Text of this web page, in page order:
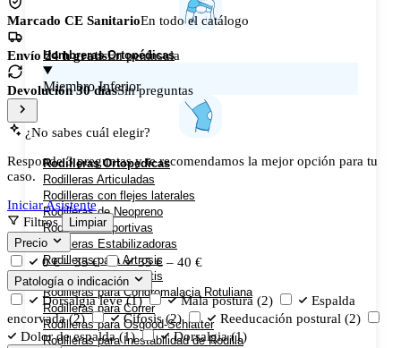
Hombreras Ortopédicas
Miembro Inferior
Rodilleras Ortopedicas
Rodilleras Articuladas
Rodilleras con flejes laterales
Rodilleras de Neopreno
Rodilleras Deportivas
Rodilleras Estabilizadoras
Rodilleras para Artrosis
Rodilleras para Bursitis
Rodilleras para Condromalacia Rotuliana
Rodilleras para Correr
Rodilleras para Osgood-Schlatter
Rodilleras para Inestabilidad de Rodilla
Marcado CE SanitarioEn todo el catálogo
Envío 24 h gratisEn península
Devolución 30 díasSin preguntas
¿No sabes cuál elegir?
Responde 3 preguntas y te recomendamos la mejor opción para tu
caso.
Iniciar Asistente
Filtros
Limpiar
Precio
0 € – 35 € 35 € – 40 €
Patología o indicación
Dorsalgia leve(1) Mala postura (2)
Espalda
encorvada(2) Cifosis(2) Reeducación postural (2)
Dolor de espalda(1) Dorsalgia(1)